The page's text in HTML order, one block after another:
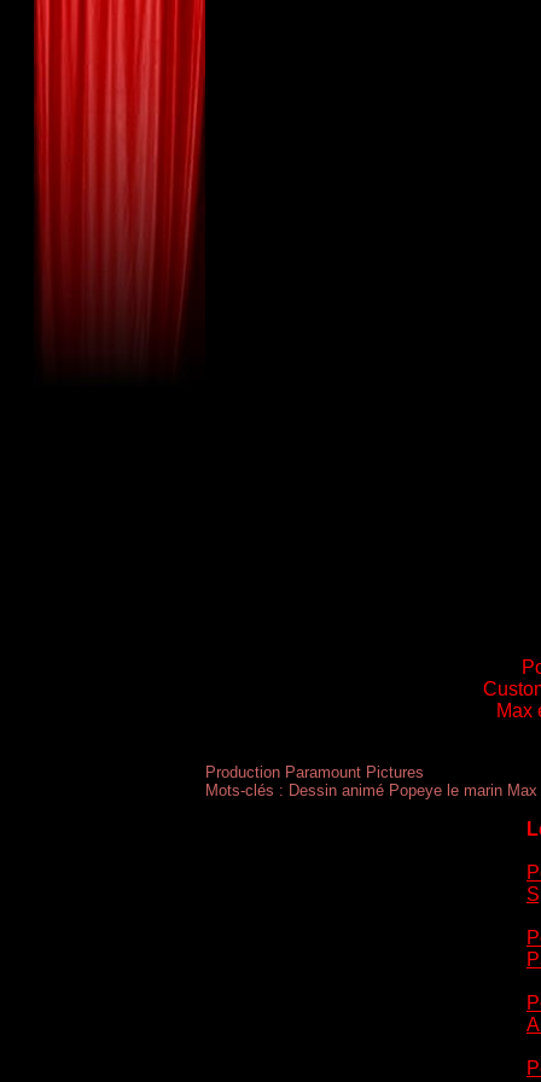
Max
Production Paramount Pictures
Mots-clés : Dessin animé Popeye le marin